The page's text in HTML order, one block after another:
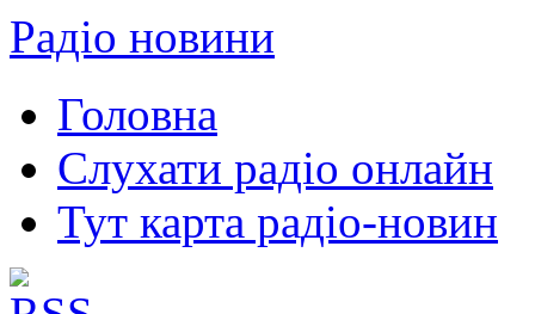
Радіо новини
Головна
Слухати радіо онлайн
Тут карта радіо-новин